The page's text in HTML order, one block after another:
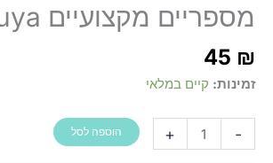
מספריים מקצועיים Thuya
45 ₪
זמינות: קיים במלאי
-
של
+ הוספה לסל